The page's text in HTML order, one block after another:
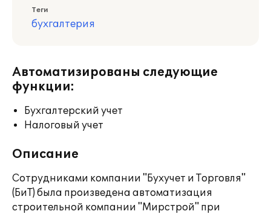
Теги
бухгалтерия
Автоматизированы следующие
функции:
Бухгалтерский учет
Налоговый учет
Описание
Сотрудниками компании "Бухучет и Торговля"
(БиТ) была произведена автоматизация
строительной компании "Мирстрой" при